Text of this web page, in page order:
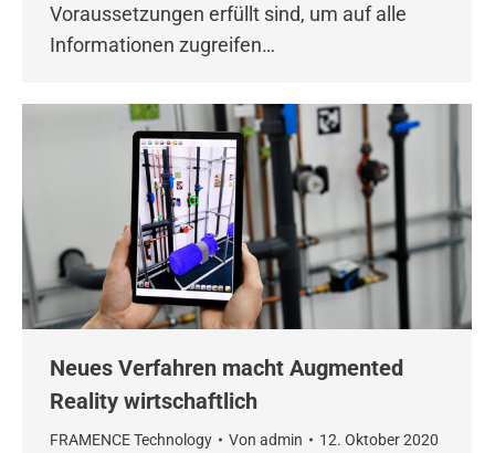
Voraussetzungen erfüllt sind, um auf alle
Informationen zugreifen…
Neues Verfahren macht Augmented
Reality wirtschaftlich
FRAMENCE Technology Von admin 12. Oktober 2020